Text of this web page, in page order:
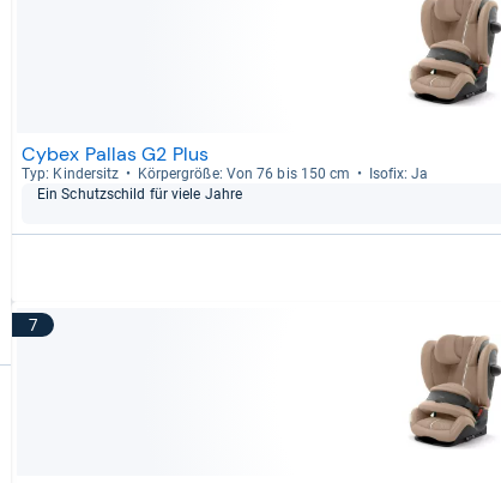
Cybex Pallas G2 Plus
Typ: Kin­der­sitz Kör­per­größe: Von 76 bis 150 cm
Iso­fix: Ja
Ein Schutz­schild für viele Jahre
7